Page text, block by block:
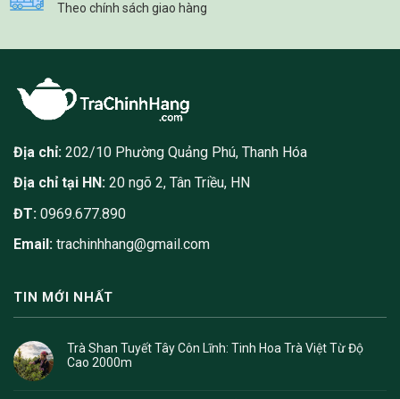
Theo chính sách giao hàng
Địa chỉ: 202/10 Phường Quảng Phú, Thanh Hóa
Địa chỉ tại HN: 20 ngõ 2, Tân Triều, HN
ĐT: 0969.677.890
Email: trachinhhang@gmail.com
TIN MỚI NHẤT
Trà Shan Tuyết Tây Côn Lĩnh: Tinh Hoa Trà Việt Từ Độ
Cao 2000m